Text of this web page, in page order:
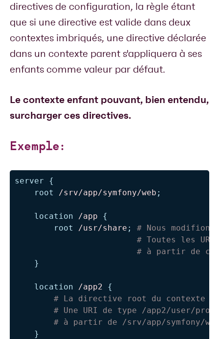
directives de configuration, la règle étant
que si une directive est valide dans deux
contextes imbriqués, une directive déclarée
dans un contexte parent s'appliquera à ses
enfants comme valeur par défaut.
Le contexte enfant pouvant, bien entendu,
surcharger ces directives.
Exemple:
server
{
root
/srv/app/symfony/web ;
location /app
{
root
/usr/share ;
# Nous
# Toutes les
# à partir de
}
location /app2
{
# La directive root du contexte
# Une URI de type /app2/user/
# à partir de /srv/app/symfony/
}